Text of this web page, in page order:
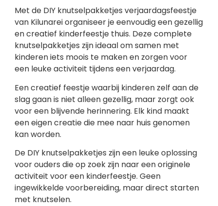
Met de DIY knutselpakketjes verjaardagsfeestje
van Kilunarei organiseer je eenvoudig een gezellig
en creatief kinderfeestje thuis. Deze complete
knutselpakketjes zijn ideaal om samen met
kinderen iets moois te maken en zorgen voor
een leuke activiteit tijdens een verjaardag.
Een creatief feestje waarbij kinderen zelf aan de
slag gaan is niet alleen gezellig, maar zorgt ook
voor een blijvende herinnering. Elk kind maakt
een eigen creatie die mee naar huis genomen
kan worden.
De DIY knutselpakketjes zijn een leuke oplossing
voor ouders die op zoek zijn naar een originele
activiteit voor een kinderfeestje. Geen
ingewikkelde voorbereiding, maar direct starten
met knutselen.